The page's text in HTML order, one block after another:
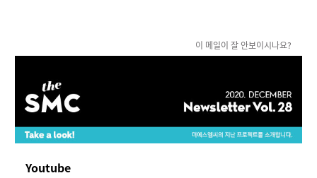
이 메일이 잘 안보이시나요?
Youtube